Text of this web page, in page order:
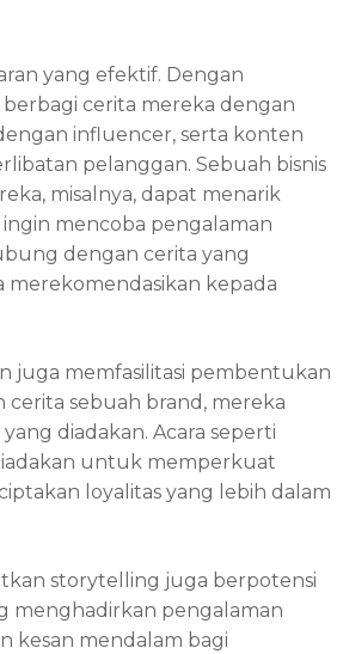
yang efektif. Dengan
cerita mereka dengan
influencer, serta konten
pelanggan. Sebuah bisnis
misalnya, dapat menarik
mencoba pengalaman
dengan cerita yang
merekomendasikan kepada
juga memfasilitasi pembentukan
sebuah brand, mereka
diadakan. Acara seperti
untuk memperkuat
loyalitas yang lebih dalam
storytelling juga berpotensi
menghadirkan pengalaman
kesan mendalam bagi